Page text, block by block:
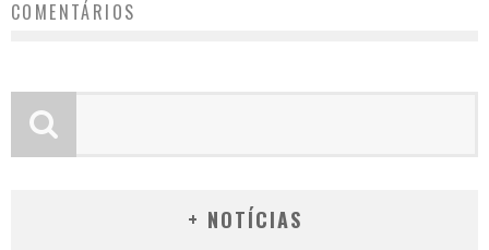
COMENTÁRIOS
+ NOTÍCIAS